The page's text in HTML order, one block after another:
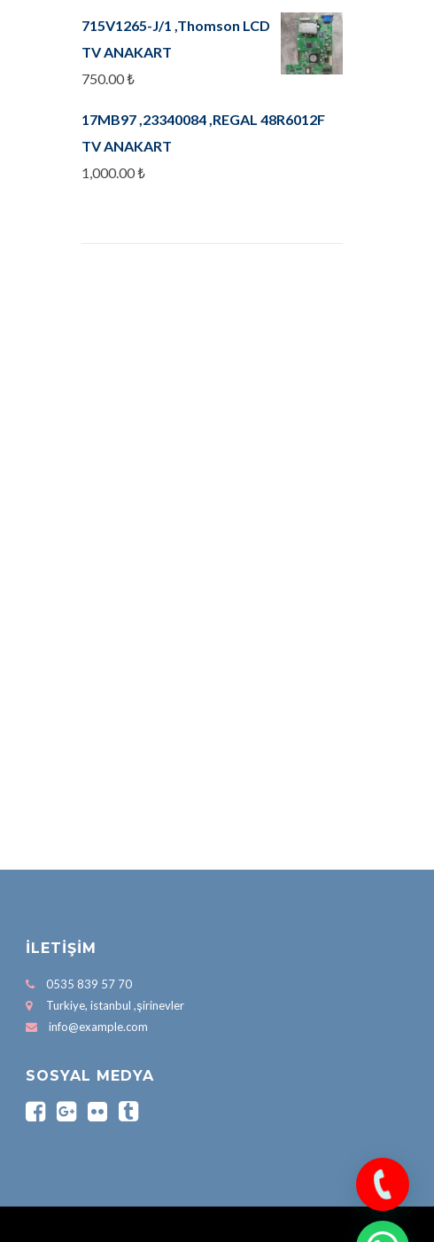
715V1265-J/1 ,Thomson LCD
TV ANAKART
750.00₺
17MB97 ,23340084 ,REGAL 48R6012F
TV ANAKART
1,000.00₺
İLETIŞIM
0535 839 57 70
Turkiye, istanbul ,şirinevler
info@example.com
SOSYAL MEDYA